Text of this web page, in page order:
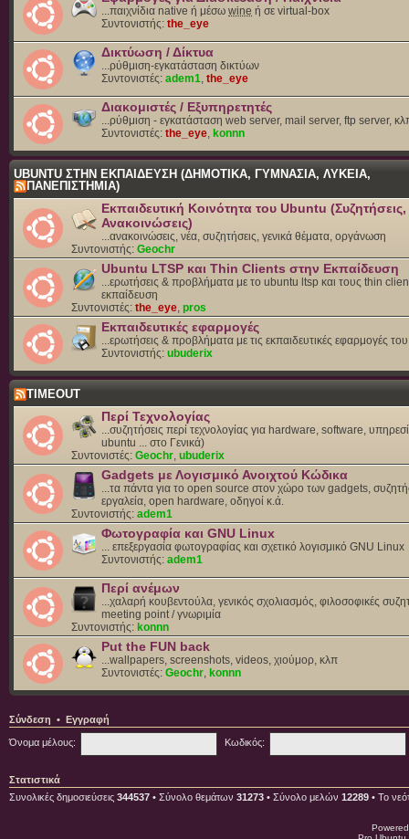
...παιχνίδια native ή μέσω wine ή σε virtual-box
Συντονιστής: the_eye
Δικτύωση / Δίκτυα
...ρύθμιση-εγκατάσταση δικτύων
Συντονιστές: adem1 the_eye
Διακομιστές / Εξυπηρετητές
...ρύθμιση - εγκατάσταση web server, mail server, ftp server,
Συντονιστές: the_eye konnn
UBUNTU ΣΤΗΝ ΕΚΠΑΙΔΕΥΣΗ (ΔΗΜΟΤΙΚΑ, ΓΥΜΝΑΣΙΑ, ΛΥΚΕΙΑ,
ΠΑΝΕΠΙΣΤΗΜΙΑ)
Εκπαιδευτική Κοινότητα του Ubuntu
Ανακοινώσεις)
...ανακοινώσεις, νέα, συζητήσεις, γενικά θέματα, οργάνωση
Συντονιστής: Geochr
Ubuntu LTSP και Thin Clients στην Εκπαίδευση
...ερωτήσεις & προβλήματα με το ubuntu ltsp και τους thin
εκπαίδευση
Συντονιστές: the_eye pros
Εκπαιδευτικές εφαρμογές
...ερωτήσεις & προβλήματα με τις εκπαιδευτικές εφαρμογές
Συντονιστής: ubuderix
TIMEOUT
Περί Τεχνολογίας
...συζητήσεις περί τεχνολογίας για hardware, software,
ubuntu ... στο Γενικά)
Συντονιστές: Geochr ubuderix
Gadgets με Λογισμικό Ανοιχτού Κώδικα
...τα πάντα για το open source στον χώρο των gadgets,
εργαλεία, open hardware, οδηγοί κ.ά.
Συντονιστής: adem1
Φωτογραφία και GNU Linux
... επεξεργασία φωτογραφίας και σχετικό λογισμικό GNU Linux
Συντονιστής: adem1
Περί ανέμων
...χαλαρή κουβεντούλα, γενικός σχολιασμός, φιλοσοφικές
meeting point / γνωριμία
Συντονιστής: konnn
Put the FUN back
...wallpapers, screenshots, videos, χιούμορ, κλπ
Συντονιστές: Geochr konnn
Σύνδεση • Εγγραφή
Όνομα μέλους: Κωδικός:
Στατιστικά
Συνολικές δημοσιεύσεις 344537 • Σύνολο θεμάτων 31273 • Σύνολο μελών 12289 • Το